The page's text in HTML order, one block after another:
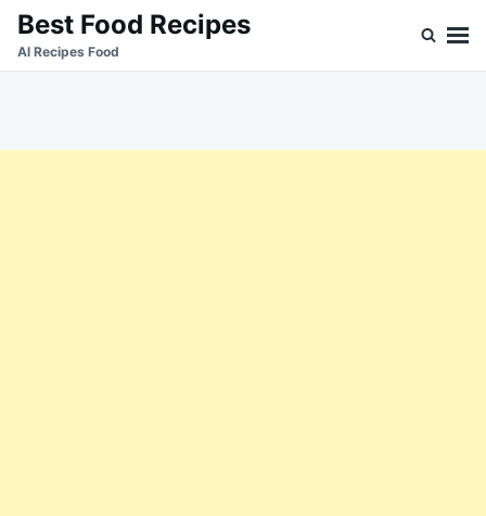
SkipSearch
for:
Best Food Recipes
Al Recipes Food